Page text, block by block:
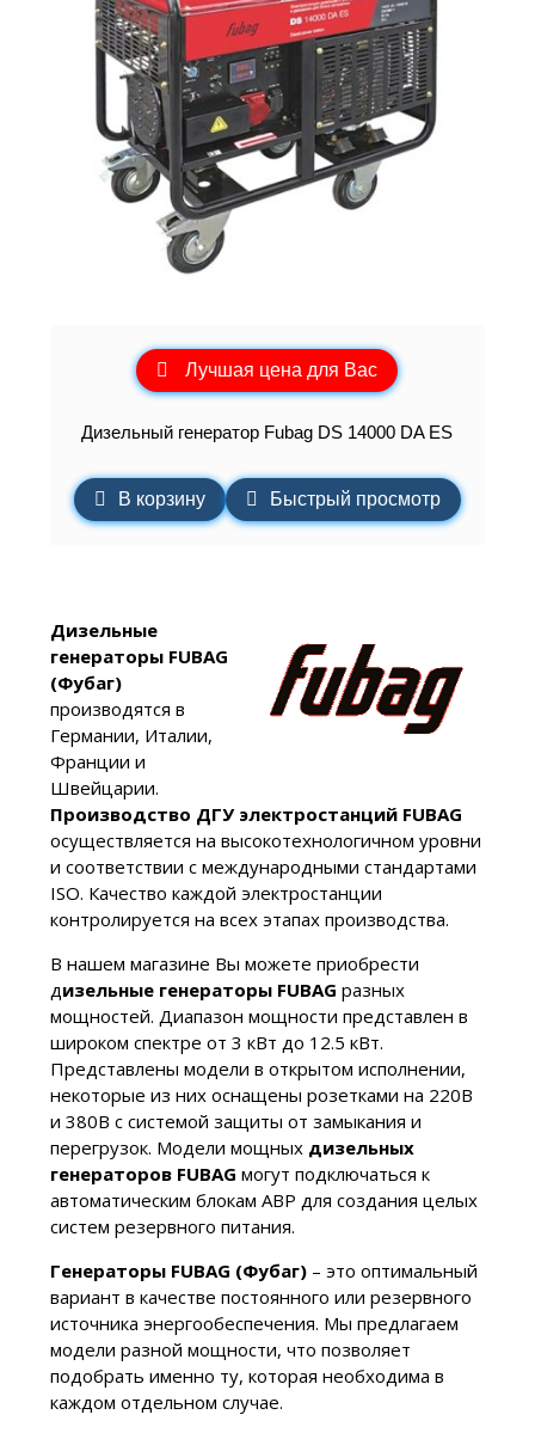
Лучшая цена для Вас
Дизельный генератор Fubag DS 14000 DA ES
В корзину Быстрый просмотр
Дизельные
генераторы FUBAG
(Фубаг)
производятся в
Германии, Италии,
Франции и
Швейцарии.
Производство ДГУ электростанций FUBAG
осуществляется на высокотехнологичном уровни
и соответствии с международными стандартами
ISO. Качество каждой электростанции
контролируется на всех этапах производства.
В нашем магазине Вы можете приобрести
дизельные генераторы FUBAG разных
мощностей. Диапазон мощности представлен в
широком спектре от 3 кВт до 12.5 кВт.
Представлены модели в открытом исполнении,
некоторые из них оснащены розетками на 220В
и 380В с системой защиты от замыкания и
перегрузок. Модели мощных дизельных
генераторов FUBAG могут подключаться к
автоматическим блокам АВР для создания целых
систем резервного питания.
Генераторы FUBAG (Фубаг)– это оптимальный
вариант в качестве постоянного или резервного
источника энергообеспечения. Мы предлагаем
модели разной мощности, что позволяет
подобрать именно ту, которая необходима в
каждом отдельном случае.